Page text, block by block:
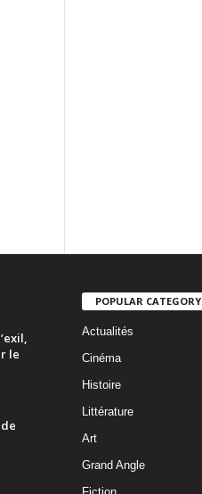
le
POPULAR CATEGORY
Actualités
Cinéma
Histoire
Littérature
Art
Grand Angle